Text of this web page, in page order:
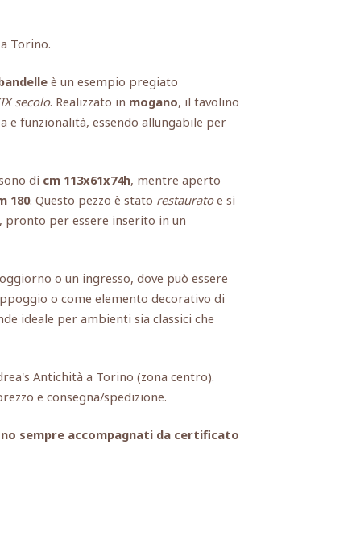
Torino.
è un esempio pregiato
secolo. Realizzato in mogano, il tavolino
e funzionalità, essendo allungabile per
di cm 113x61x74h, mentre aperto
180. Questo pezzo è stato restauratoe si
per essere inserito in un
o un ingresso, dove può essere
o come elemento decorativo di
ideale per ambienti sia classici che
Antichità a Torino (zona centro).
e consegna/spedizione.
sempre accompagnati da certificato